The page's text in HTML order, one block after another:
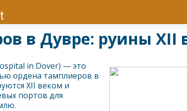
в Дувре: руины XII
in Dover) — это
ордена тамплиеров в
XII веком и
портов для